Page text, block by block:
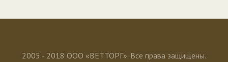
2005 - 2018 ООО «ВЕТТОРГ». Все права защищены.